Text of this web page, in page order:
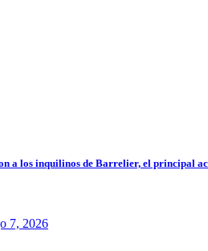
a los inquilinos de Barrelier, el principal
7, 2026